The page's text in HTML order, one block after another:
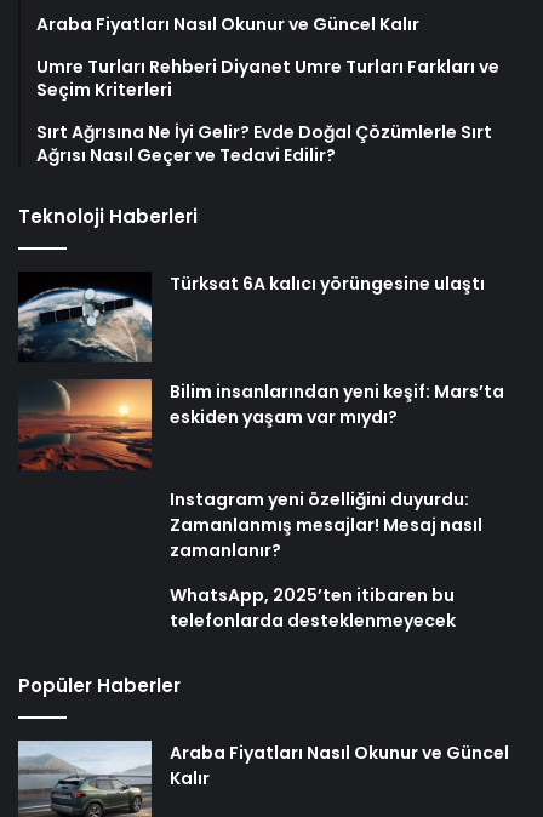
Araba Fiyatları Nasıl Okunur ve Güncel Kalır
Umre Turları Rehberi Diyanet Umre Turları Farkları ve
Seçim Kriterleri
Sırt Ağrısına Ne İyi Gelir? Evde Doğal Çözümlerle Sırt
Ağrısı Nasıl Geçer ve Tedavi Edilir?
Teknoloji Haberleri
Türksat 6A kalıcı yörüngesine ulaştı
Bilim insanlarından yeni keşif: Mars’ta
eskiden yaşam var mıydı?
Instagram yeni özelliğini duyurdu:
Zamanlanmış mesajlar! Mesaj nasıl
zamanlanır?
WhatsApp, 2025’ten itibaren bu
telefonlarda desteklenmeyecek
Popüler Haberler
Araba Fiyatları Nasıl Okunur ve Güncel
Kalır